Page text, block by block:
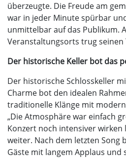
überzeugte. Die Freude am
war in jeder Minute spürbar
unmittelbar auf das Publikum.
Veranstaltungsorts trug seinen
Der historische Keller bot das
Der historische Schlosskeller
Charme bot den idealen
traditionelle Klänge mit
„Die Atmosphäre war einfach
Konzert noch intensiver wirken
weiter. Nach dem letzten Song
Gäste mit langem Applaus und